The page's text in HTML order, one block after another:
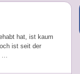
hat, ist kaum
ist seit der
…